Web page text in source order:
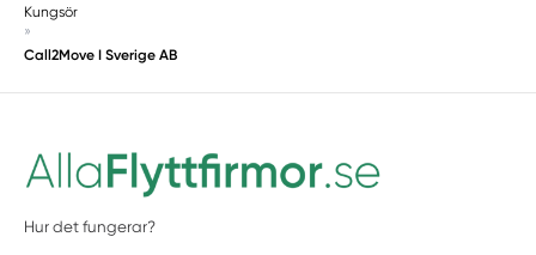
Kungsör
»
Call2Move I Sverige AB
Hur det fungerar?